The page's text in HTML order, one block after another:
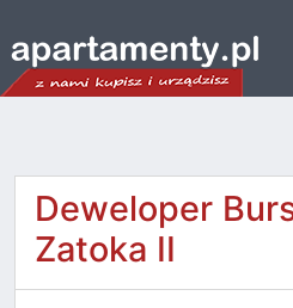
Deweloper
Zatoka II